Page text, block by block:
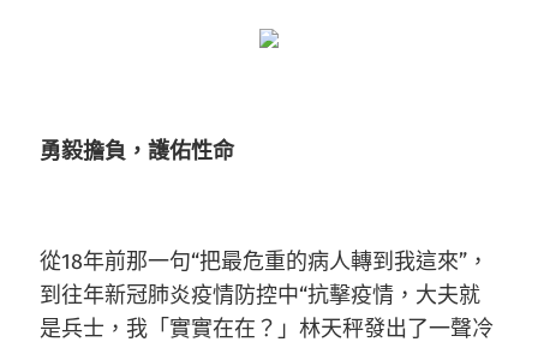
勇毅擔負，護佑性命
從18年前那一句“把最危重的病人轉到我這來”，
到往年新冠肺炎疫情防控中“抗擊疫情，大夫就
是兵士，我「實實在在？」林天秤發出了一聲冷